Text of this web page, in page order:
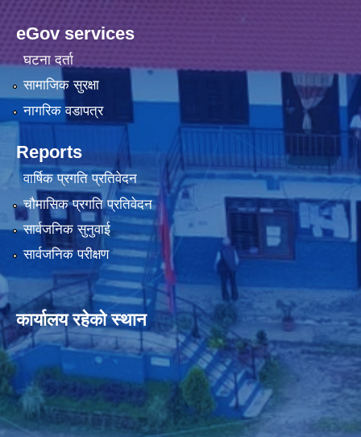
eGov services
घटना दर्ता
सामाजिक सुरक्षा
नागरिक वडापत्र
Reports
वार्षिक प्रगति प्रतिवेदन
चौमासिक प्रगति प्रतिवेदन
सार्वजनिक सुनुवाई
सार्वजनिक परीक्षण
कार्यालय रहेको स्थान